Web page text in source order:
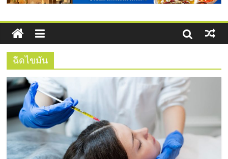
ข้อมูล
ธุรกิจ
SME
แห่ง
ประเทศไทย,
ThaiSMEsCenter,
ฉีดไขมัน